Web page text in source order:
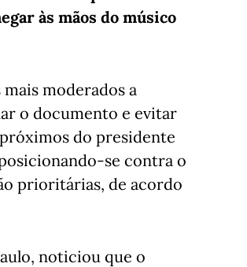
às mãos do músico
moderados a
o documento e evitar
do presidente
se contra o
prioritárias, de acordo
noticiou que o